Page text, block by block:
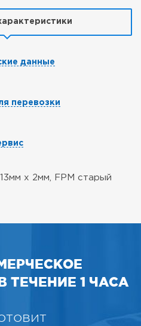
данные
перевозки
х 2мм, FPM старый
ТЕЧЕНИЕ 1 ЧАСА